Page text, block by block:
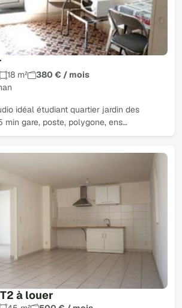
18 m²
380 € / mois
idéal étudiant quartier jardin des
min gare, poste, polygone, ens…
à louer